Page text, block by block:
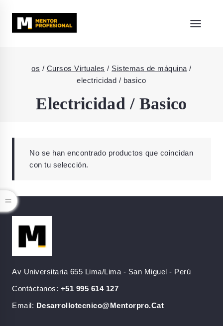
os / Cursos Virtuales / Sistemas de máquina /
electricidad / basico
Electricidad / Basico
No se han encontrado productos que coincidan
con tu selección.
Av Universitaria 655 Lima/Lima - San Miguel - Perú
Contáctanos: +51 995 614 127
Email: Desarrollotecnico@mentorpro.cat